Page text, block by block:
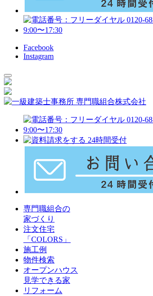
Facebook
Instagram
専門職組合の
家づくり
注文住宅
「COLORS」
施工例
物件検索
オープンハウス
見学できる家
リフォーム